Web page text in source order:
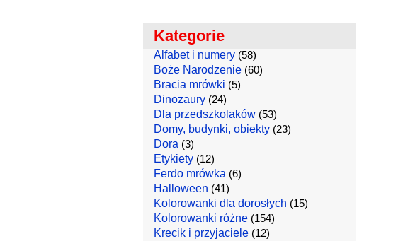
Kategorie
Alfabet i numery(58)
Boże Narodzenie(60)
Bracia mrówki (5)
Dinozaury(24)
Dla przedszkolaków(53)
Domy, budynki, obiekty(23)
Dora (3)
Etykiety(12)
Ferdo mrówka (6)
Halloween (41)
Kolorowanki dla dorosłych (15)
Kolorowanki różne(154)
Krecik i przyjaciele(12)